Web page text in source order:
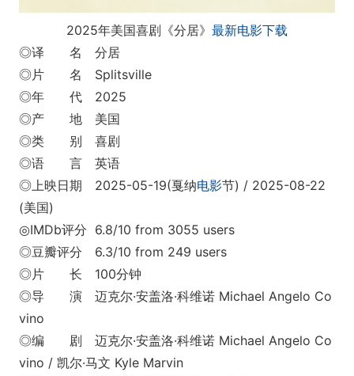
2025年美国喜剧《分居》 最新电影下载
◎译 名 分居
◎片 名 Splitsville
◎年 代 2025
◎产 地 美国
◎类 别 喜剧
◎语 言 英语
◎上映日期 2025-05-19(戛纳电影节) / 2025-08-22
(美国)
◎IMDb评分 6.8/10 from 3055 users
◎豆瓣评分 6.3/10 from 249 users
◎片 长 100分钟
◎导 演 迈克尔·安盖洛·科维诺 Michael Angelo Co
vino
◎编 剧 迈克尔·安盖洛·科维诺 Michael Angelo Co
vino / 凯尔·马文 Kyle Marvin